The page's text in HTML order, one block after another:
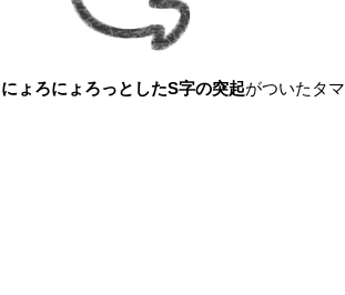
にょろにょろっとしたS字の突起がついたタマ